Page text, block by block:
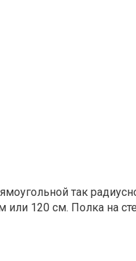
так
120 см. Полка на